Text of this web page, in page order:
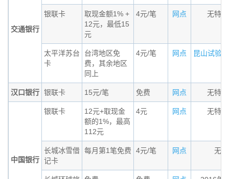
交通银行
银联卡
取现金额1% +
12元，最低15
元
4元/笔 网点 无特
太平洋苏台
卡
台湾地区免
费，其余地区
同上
4元/笔 网点 昆山试验
汉口银行 银联卡 15元/笔 免费 网点 无特
中国银行
银联卡
12元+取现金
额的1%，最高
112元
4元 网点 无特
长城冰雪借
记卡
每月第1笔免费 4元/笔 网点 无